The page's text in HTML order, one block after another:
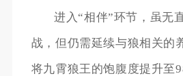
进入“相伴”环节，虽无
战，但仍需延续与狼相关的
将九霄狼王的饱腹度提升至